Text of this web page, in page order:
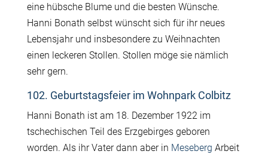
eine hübsche Blume und die besten Wünsche.
Hanni Bonath selbst wünscht sich für ihr neues
Lebensjahr und insbesondere zu Weihnachten
einen leckeren Stollen. Stollen möge sie nämlich
sehr gern.
102. Geburtstagsfeier im Wohnpark Colbitz
Hanni Bonath ist am 18. Dezember 1922 im
tschechischen Teil des Erzgebirges geboren
worden. Als ihr Vater dann aber in Meseberg Arbeit